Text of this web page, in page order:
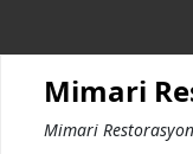
Mimari
Mimari